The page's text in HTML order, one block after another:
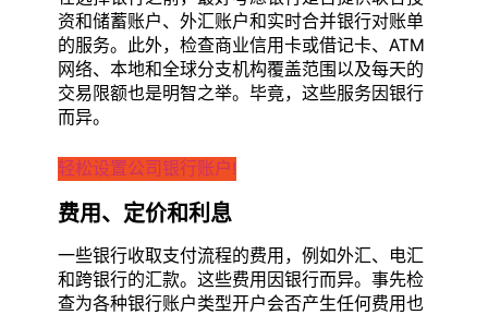
资和储蓄账户、外汇账户和实时合并银行对账单
的服务。此外，检查商业信用卡或借记卡、ATM
网络、本地和全球分支机构覆盖范围以及每天的
交易限额也是明智之举。毕竟，这些服务因银行
而异。
轻松设置公司银行账户!
费用、定价和利息
一些银行收取支付流程的费用，例如外汇、电汇
和跨银行的汇款。这些费用因银行而异。事先检
查为各种银行账户类型开户会否产生任何费用也